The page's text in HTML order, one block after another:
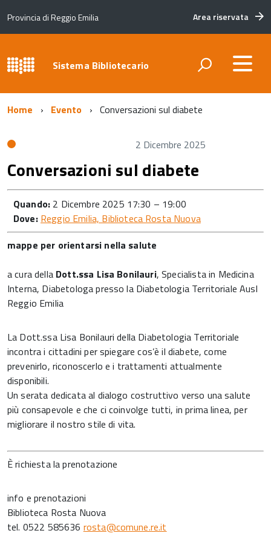
Provincia di Reggio Emilia Area riservata
Sistema Bibliotecario
Home Evento Conversazioni sul diabete
2 Dicembre 2025
Conversazioni sul diabete
Quando: 2 Dicembre 2025 17:30 – 19:00
Dove: Reggio Emilia, Biblioteca Rosta Nuova
mappe per orientarsi nella salute
a cura della Dott.ssa Lisa Bonilauri, Specialista in Medicina
Interna, Diabetologa presso la Diabetologia Territoriale Ausl
Reggio Emilia
La Dott.ssa Lisa Bonilauri della Diabetologia Territoriale
incontra i cittadini per spiegare cos’è il diabete, come
prevenirlo, riconoscerlo e i trattamenti attualmente
disponibili.
Un serata dedicata al dialogo costruttivo verso una salute
più consapevole e che ci coinvolge tutti, in prima linea, per
migliorare il nostro stile di vita.
È richiesta la prenotazione
info e prenotazioni
Biblioteca Rosta Nuova
tel. 0522 585636 rosta@comune.re.it